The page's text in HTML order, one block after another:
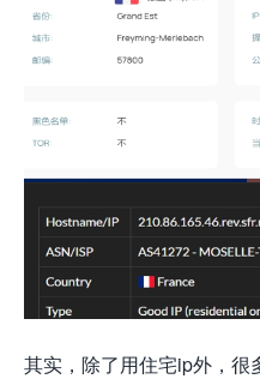
其实，除了用住宅ip外，很